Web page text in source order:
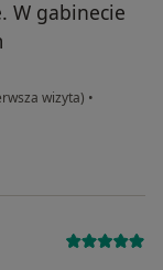
W gabinecie
wizyta) •